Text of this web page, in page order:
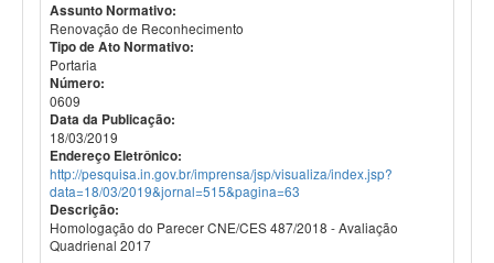
Assunto Normativo:
Renovação de Reconhecimento
Tipo de Ato Normativo:
Portaria
Número:
0609
Data da Publicação:
18/03/2019
Endereço Eletrônico:
http://pesquisa.in.gov.br/imprensa/jsp/visualiza/index.jsp?
data=18/03/2019&jornal=515&pagina=63
Descrição:
Homologação do Parecer CNE/CES 487/2018 - Avaliação
Quadrienal 2017